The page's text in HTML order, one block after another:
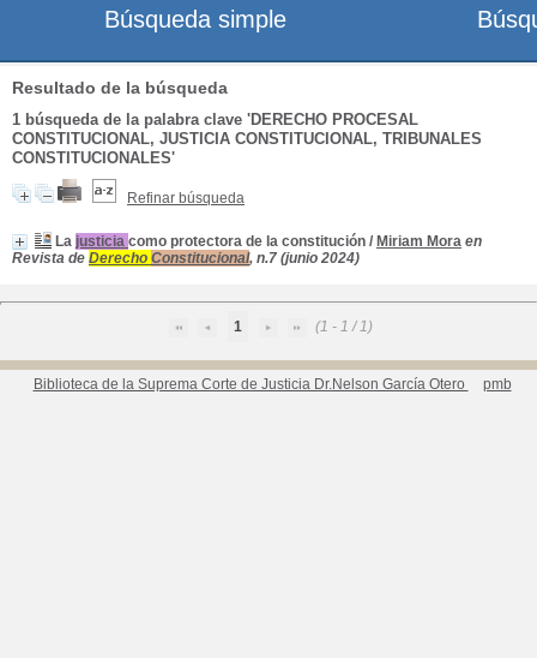
Resultado de la búsqueda
1 búsqueda de la palabra clave 'DERECHO PROCESAL
CONSTITUCIONAL, JUSTICIA CONSTITUCIONAL, TRIBUNALES
CONSTITUCIONALES'
Refinar búsqueda
La justicia como protectora de la constitución / Miriam Mora en
Revista de Derecho Constitucional, n.7 (junio 2024)
1 (1 - 1 / 1)
Biblioteca de la Suprema Corte de Justicia Dr.Nelson García Otero pmb
Búsqueda simple